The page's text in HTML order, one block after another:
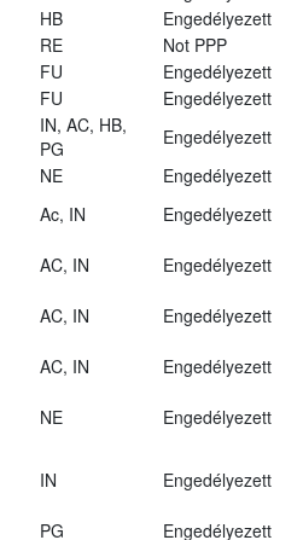
HB
Engedélyezett
RE
Not PPP
FU
Engedélyezett
FU
Engedélyezett
IN, AC, HB,
PG
Engedélyezett
NE
Engedélyezett
Ac, IN
Engedélyezett
AC, IN
Engedélyezett
AC, IN
Engedélyezett
AC, IN
Engedélyezett
NE
Engedélyezett
IN Engedélyezett
PG
Engedélyezett